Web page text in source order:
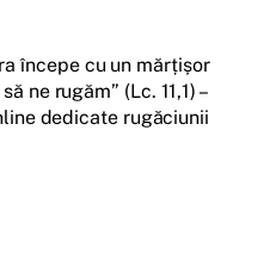
începe cu un mărțișor
ne rugăm” (Lc. 11,1) –
dedicate rugăciunii